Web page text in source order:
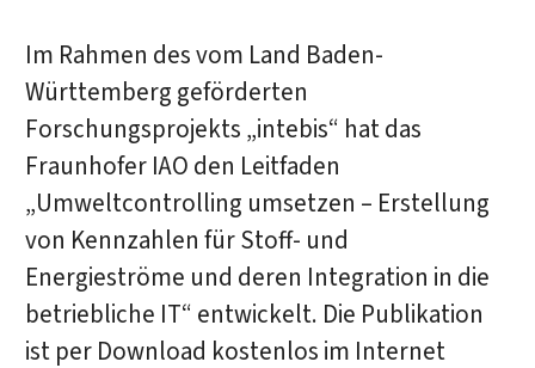
Im Rahmen des vom Land Baden-
Württemberg geförderten
Forschungsprojekts „intebis“ hat das
Fraunhofer IAO den Leitfaden
„Umweltcontrolling umsetzen – Erstellung
von Kennzahlen für Stoff- und
Energieströme und deren Integration in die
betriebliche IT“ entwickelt. Die Publikation
ist per Download kostenlos im Internet